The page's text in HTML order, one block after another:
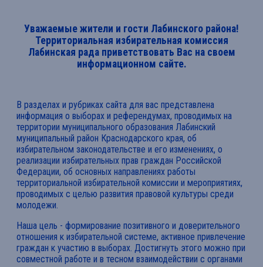
Уважаемые жители и гости Лабинского района!
Территориальная избирательная комиссия
Лабинская рада приветствовать Вас на своем
информационном сайте.
В разделах и рубриках сайта для вас представлена
информация о выборах и референдумах, проводимых на
территории муниципального образования Лабинский
муниципальный район Краснодарского края, об
избирательном законодательстве и его изменениях, о
реализации избирательных прав граждан Российской
Федерации, об основных направлениях работы
территориальной избирательной комиссии и мероприятиях,
проводимых с целью развития правовой культуры среди
молодежи.
Наша цель - формирование позитивного и доверительного
отношения к избирательной системе, активное привлечение
граждан к участию в выборах. Достигнуть этого можно при
совместной работе и в тесном взаимодействии с органами